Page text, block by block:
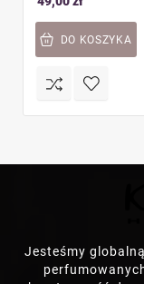
DO KOSZYKA
Jesteśmy